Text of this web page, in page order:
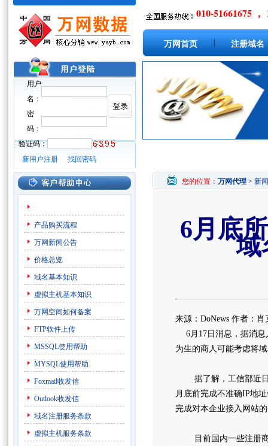
用户
名：
密
码：
验证码：
新用户注册
找回密码
010-51661675 ，
万网首页 注册域名
产品购买流程
万网新闻公告
价格总览
域名基本知识
虚拟主机基本知识
万网空间如何备案
FTP软件上传
MSSQL使用帮助
MYSQL使用帮助
Foxmail收发信
Outlook收发信
域名注册服务条款
虚拟主机服务条款
您的位置： 万网代理 > 新
6月底
域
来源：DoNews 作者：肖
6月17日消息，据消息
为生的商人可能考虑将
据了解，工信部近日
月底前完成不准确IP地
完成对本企业接入网站
目前国内一些注册商